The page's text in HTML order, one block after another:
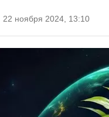
22 ноября 2024, 13:10